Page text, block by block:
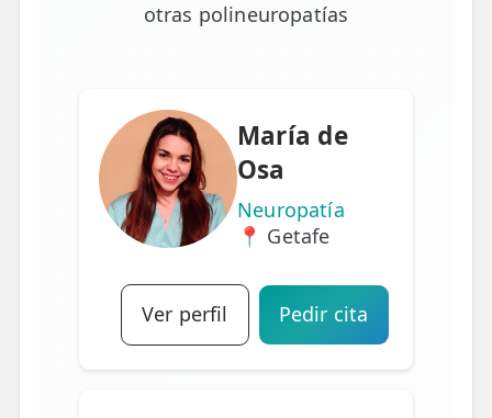
otras polineuropatías
María de
Osa
Neuropatía
📍 Getafe
Ver perfil Pedir cita